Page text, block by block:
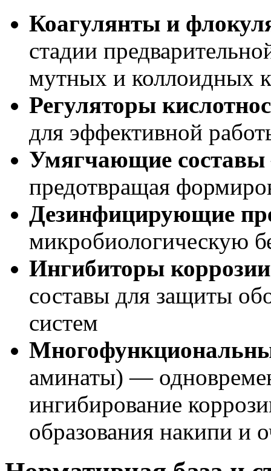
Коагулянты и
стадии
мутных и коллоидных
Регуляторы
для эффективной
Умягчающие составы
предотвращая
Дезинфицирующие
микробиологическую
Ингибиторы
составы для защиты
систем
аминаты) —
ингибирование
образования накипи и